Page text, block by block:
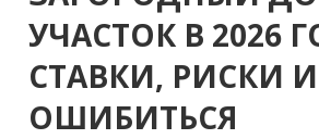
УЧАСТОК В 2026
СТАВКИ, РИСКИ
ОШИБИТЬСЯ